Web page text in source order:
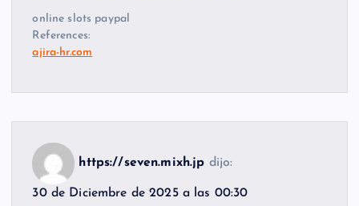
online slots paypal
References:
ajira-hr.com
https://seven.mixh.jp dijo:
30 de Diciembre de 2025 a las 00:30